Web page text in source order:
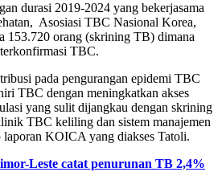
durasi 2019-2024 yang bekerjasama
Asosiasi TBC Nasional Korea,
153.720 orang (skrining TB) dimana
TBC.
pada pengurangan epidemi TBC
TBC dengan meningkatkan akses
yang sulit dijangkau dengan skrining
TBC keliling dan sistem manajemen
KOICA yang diakses Tatoli.
Leste catat penurunan TB 2,4%